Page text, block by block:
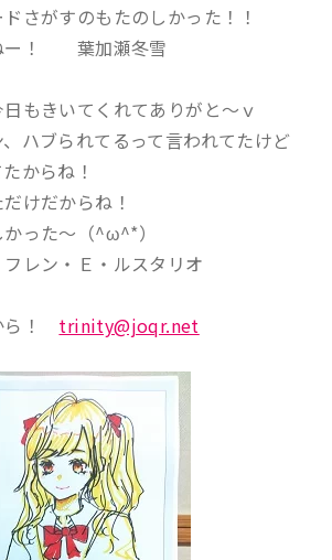
さがすのもたのしかった！！
ー！ 葉加瀬冬雪
もきいてくれてありがと～ｖ
ハブられてるって言われてたけど
からね！
けだからね！
った～（^ω^*）
レン・Ｅ・ルスタリオ
ら！ trinity@joqr.net